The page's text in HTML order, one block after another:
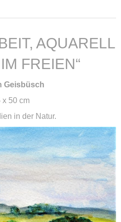
FREIEN“
Geisbüsch
x 50 cm
in der Natur.